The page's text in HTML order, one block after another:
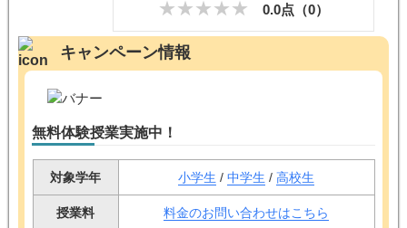
0.0点（0）
キャンペーン情報
無料体験授業実施中！
対象学年 小学生 / 中学生 / 高校生
授業料 料金のお問い合わせはこちら